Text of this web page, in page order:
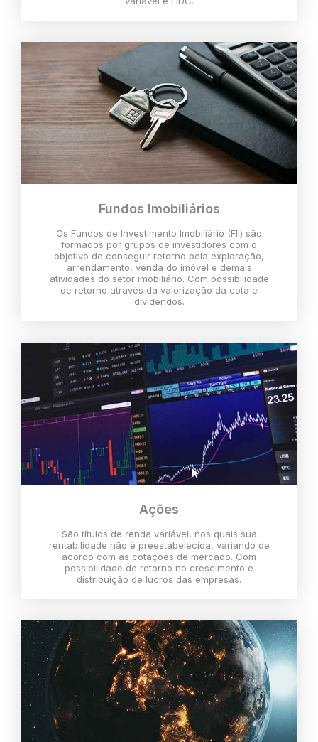
Fundos Imobiliários
Os Fundos de Investimento Imobiliário (FII) são
formados por grupos de investidores com o
objetivo de conseguir retorno pela exploração,
arrendamento, venda do imóvel e demais
atividades do setor imobiliário. Com possibilidade
de retorno através da valorização da cota e
dividendos.
Ações
São títulos de renda variável, nos quais sua
rentabilidade não é preestabelecida, variando de
acordo com as cotações de mercado. Com
possibilidade de retorno no crescimento e
distribuição de lucros das empresas.